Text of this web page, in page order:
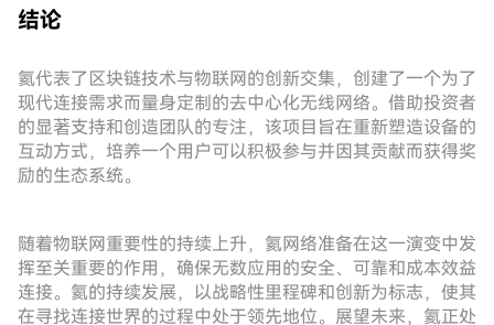
结论
氦代表了区块链技术与物联网的创新交集，创建了一个为了
现代连接需求而量身定制的去中心化无线网络。借助投资者
的显著支持和创造团队的专注，该项目旨在重新塑造设备的
互动方式，培养一个用户可以积极参与并因其贡献而获得奖
励的生态系统。
随着物联网重要性的持续上升，氦网络准备在这一演变中发
挥至关重要的作用，确保无数应用的安全、可靠和成本效益
连接。氦的持续发展，以战略性里程碑和创新为标志，使其
在寻找连接世界的过程中处于领先地位。展望未来，氦正处